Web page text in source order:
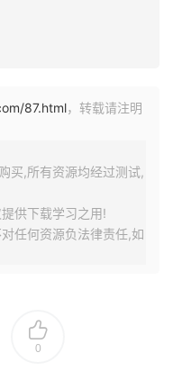
87.html，转载请注明
买,所有资源均经过测试,
供下载学习之用!
任何资源负法律责任,如
0